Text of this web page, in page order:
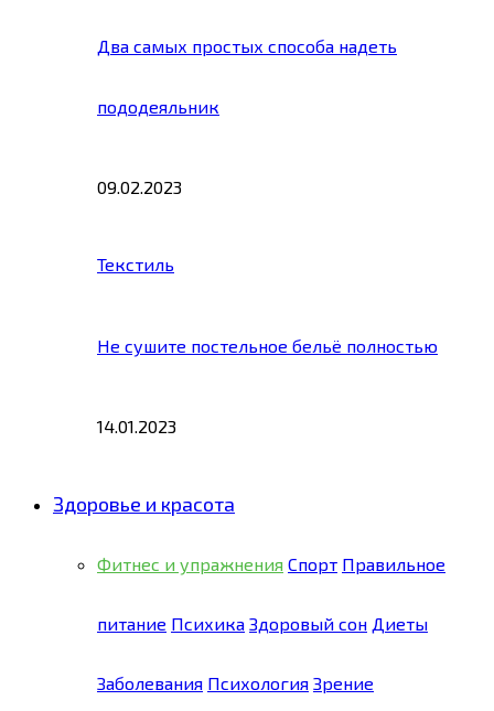
Два самых простых способа надеть
пододеяльник
09.02.2023
Текстиль
Не сушите постельное бельё полностью
14.01.2023
Здоровье и красота
Фитнес и упражнения Спорт Правильное
питание Психика Здоровый сон Диеты
Заболевания Психология Зрение